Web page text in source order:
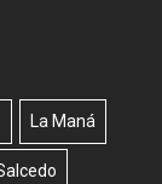
La Maná